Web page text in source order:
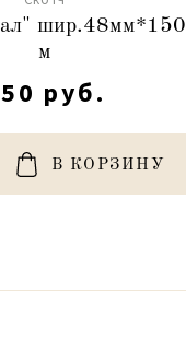
шир.48мм*150
м
руб.
В КОРЗИНУ